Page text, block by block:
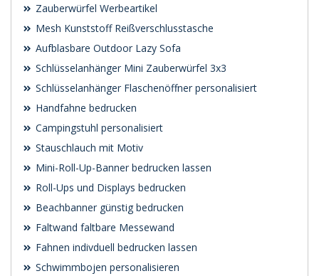
Zauberwürfel Werbeartikel
Mesh Kunststoff Reißverschlusstasche
Aufblasbare Outdoor Lazy Sofa
Schlüsselanhänger Mini Zauberwürfel 3x3
Schlüsselanhänger Flaschenöffner personalisiert
Handfahne bedrucken
Campingstuhl personalisiert
Stauschlauch mit Motiv
Mini-Roll-Up-Banner bedrucken lassen
Roll-Ups und Displays bedrucken
Beachbanner günstig bedrucken
Faltwand faltbare Messewand
Fahnen indivduell bedrucken lassen
Schwimmbojen personalisieren